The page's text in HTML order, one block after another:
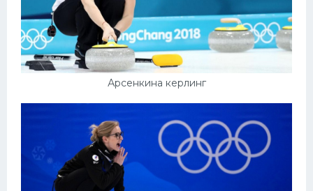
Арсенкина керлинг